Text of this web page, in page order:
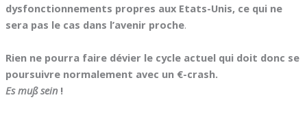
dysfonctionnements propres aux Etats-Unis, ce qui ne
sera pas le cas dans l’avenir proche.
Rien ne pourra faire dévier le cycle actuel qui doit donc se
poursuivre normalement avec un €-crash.
Es muß sein !